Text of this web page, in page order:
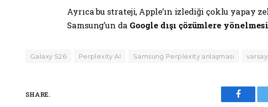
Ayrıca bu strateji, Apple’ın izlediği çoklu yapay
Samsung’un da Google dışı çözümlere
Galaxy S26 Perplexity AI Samsung Perplexity anlaşması
SHARE.